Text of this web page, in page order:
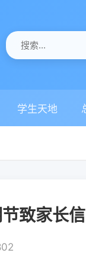
学生天地
致家长信